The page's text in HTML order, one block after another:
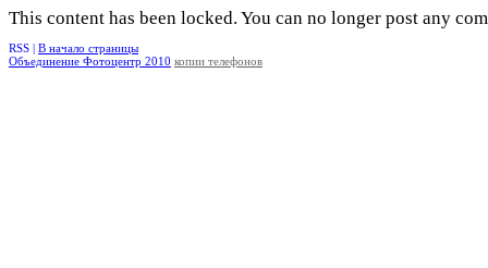
This content has been locked. You can no longer post any
RSS | В начало страницы
Объединение Фотоцентр 2010 копии телефонов